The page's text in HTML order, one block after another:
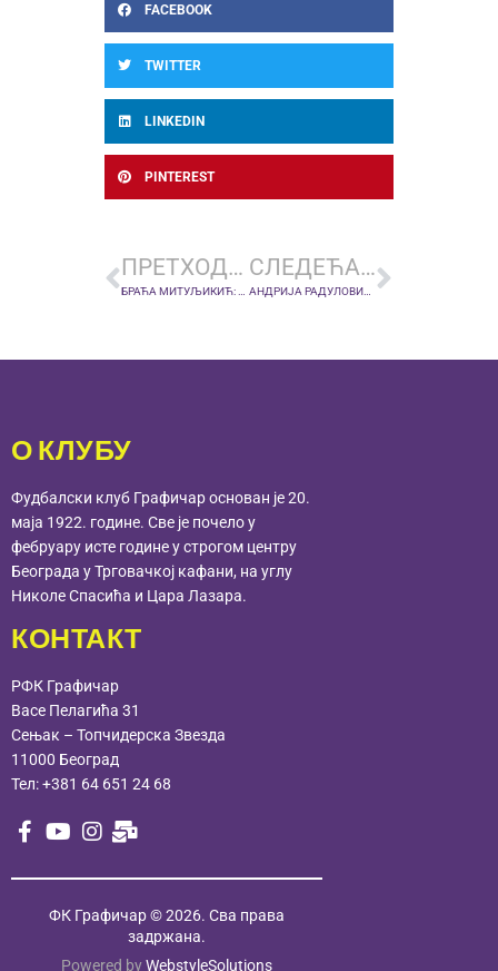
FACEBOOK
TWITTER
LINKEDIN
PINTEREST
ПРЕТХОДНА ВЕСТ СЛЕДЕЋА ВЕСТ
АНДРИЈА РАДУЛОВИЋ: Долази наше време, Ибањез капитен и ван терена
О КЛУБУ
Фудбалски клуб Графичар основан је 20.
маја 1922. године. Све је почело у
фебруару исте године у строгом центру
Београда у Трговачкој кафани, на углу
Николе Спасића и Цара Лазара.
КОНТАКТ
РФК Графичар
Васе Пелагића 31
Сењак – Топчидерска Звезда
11000 Београд
Тел:+381 64 651 24 68
ФК Графичар© 2026. Сва права
задржана.
Powered byWebstyleSolutions